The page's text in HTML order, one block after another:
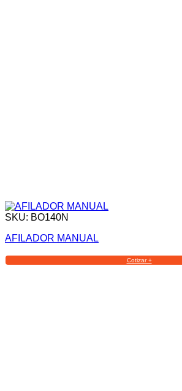
SKU: BO140N
AFILADOR MANUAL
Cotizar +